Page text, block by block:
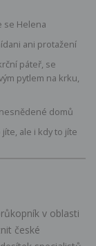
se Helena
ani protažení
páteř, se
pytlem na krku,
domů
ale i kdy to jíte
v oblasti
české